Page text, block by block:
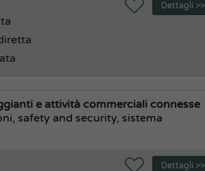
Dettagli >>
e attività commerciali connesse
safety and security, sistema
Dettagli >>